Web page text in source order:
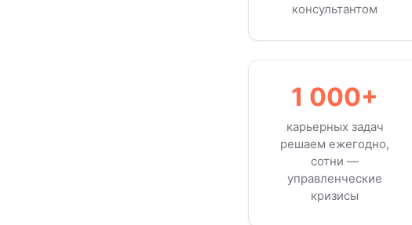
консультантом
1 000+
карьерных задач
решаем ежегодно,
сотни —
управленческие
кризисы